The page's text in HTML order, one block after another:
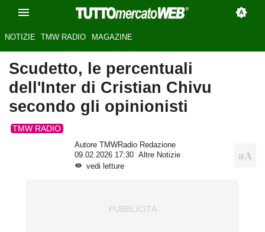
NOTIZIE TMW RADIO MAGAZINE
Scudetto, le percentuali
dell'Inter di Cristian Chivu
secondo gli opinionisti
TMW RADIO
Autore TMWRadio Redazione
09.02.2026 17:30
Altre Notizie
vedi letture